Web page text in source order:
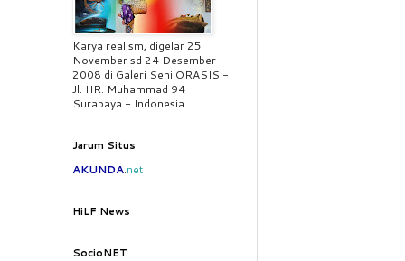
Karya realism, digelar 25
November sd 24 Desember
2008 di Galeri Seni ORASIS -
Jl. HR. Muhammad 94
Surabaya - Indonesia
Jarum Situs
AKUNDA.net
HiLF News
SocioNET